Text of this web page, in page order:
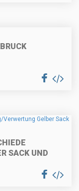
SACK UND